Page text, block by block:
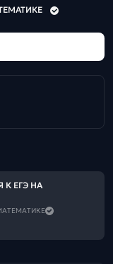
К ЕГЭ НА